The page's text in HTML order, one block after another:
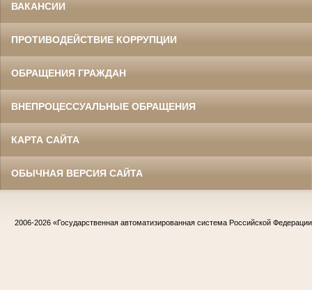
ВАКАНСИИ
ПРОТИВОДЕЙСТВИЕ КОРРУПЦИИ
ОБРАЩЕНИЯ ГРАЖДАН
ВНЕПРОЦЕССУАЛЬНЫЕ ОБРАЩЕНИЯ
КАРТА САЙТА
ОБЫЧНАЯ ВЕРСИЯ САЙТА
2006-2026 «Государственная автоматизированная система Российской